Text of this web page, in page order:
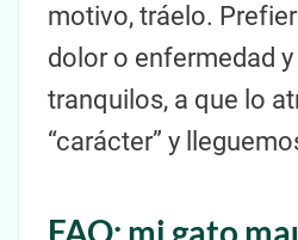
motivo, tráelo.
dolor o enfermedad
tranquilos, a que lo
“carácter” y
FAQ: mi gato